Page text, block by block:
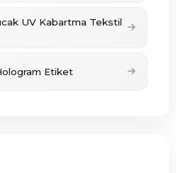
UV Kabartma Tekstil
Etiket